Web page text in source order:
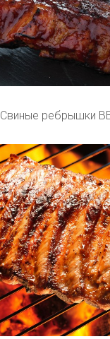
Свиные ребрышки